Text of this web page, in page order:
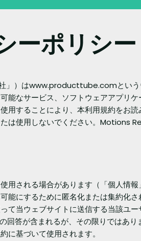
ーポリシー
）はwww.producttube.comという
能なサービス、ソフトウェアアプリ
用することにより、本利用規約をお
は使用しないでください。Motions
用される場合があります（「個人情
にするために匿名化または集約化
当ウェブサイトに送信する当該ユ
答が含まれるが、その限りではあ
に基づいて使用されます。